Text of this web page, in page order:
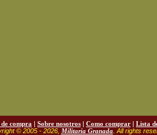
compra | Sobre nosotros | Como comprar | Lista
© 2005 - 2026, Militaria Granada. All rights